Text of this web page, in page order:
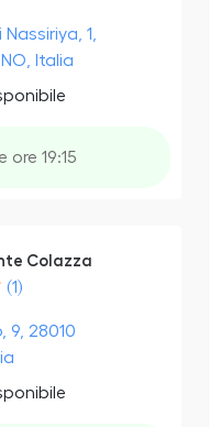
1,
Italia
ore 19:15
Colazza
(1)
9, 28010